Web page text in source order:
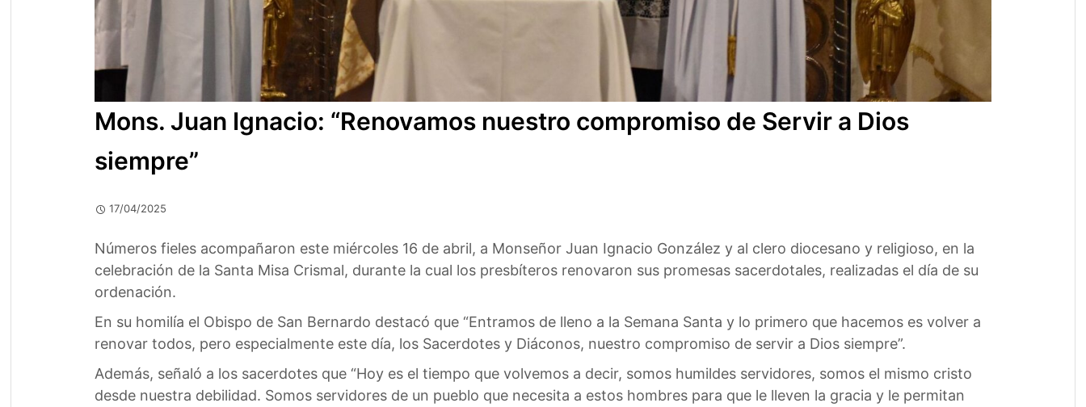
Mons. Juan Ignacio: “Renovamos nuestro compromiso de Servir a Dios
siempre”
17/04/2025
Números fieles acompañaron este miércoles 16 de abril, a Monseñor Juan Ignacio González y al clero diocesano y religioso, en la
celebración de la Santa Misa Crismal, durante la cual los presbíteros renovaron sus promesas sacerdotales, realizadas el día de su
ordenación.
En su homilía el Obispo de San Bernardo destacó que “Entramos de lleno a la Semana Santa y lo primero que hacemos es volver a
renovar todos, pero especialmente este día, los Sacerdotes y Diáconos, nuestro compromiso de servir a Dios siempre”.
Además, señaló a los sacerdotes que “Hoy es el tiempo que volvemos a decir, somos humildes servidores, somos el mismo cristo
desde nuestra debilidad. Somos servidores de un pueblo que necesita a estos hombres para que le lleven la gracia y le permitan